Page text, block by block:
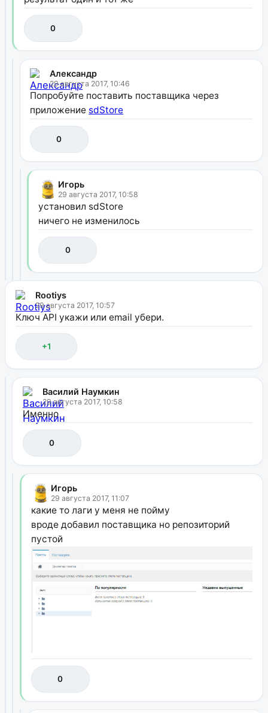
0
Александр
29 августа 2017, 10:46
Попробуйте поставить поставщика через
приложение sdStore
0
Игорь
29 августа 2017, 10:58
установил sdStore
ничего не изменилось
0
Rootiys
29 августа 2017, 10:57
Ключ API укажи или email убери.
+1
Василий Наумкин
29 августа 2017, 10:58
Именно
0
Игорь
29 августа 2017, 11:07
какие то лаги у меня не пойму
вроде добавил поставщика но репозиторий
пустой
0